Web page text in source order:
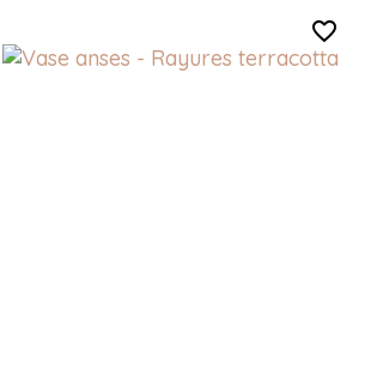
favorite_border